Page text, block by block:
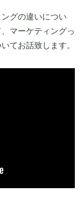
グの違いについ
マーケティングっ
てお話致します。